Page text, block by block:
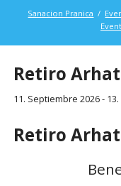
Sanacion Pranica
Retiro
11. Septiembre 2026-
Retiro